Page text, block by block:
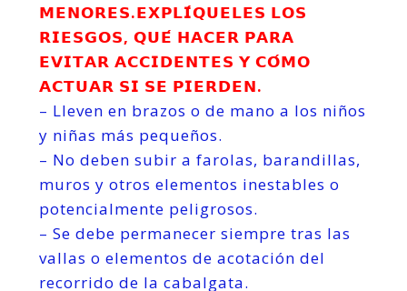
𝗠𝗘𝗡𝗢𝗥𝗘𝗦.𝗘𝗫𝗣𝗟𝗜́𝗤𝗨𝗘𝗟𝗘𝗦 𝗟𝗢𝗦
𝗥𝗜𝗘𝗦𝗚𝗢𝗦, 𝗤𝗨𝗘́ 𝗛𝗔𝗖𝗘𝗥 𝗣𝗔𝗥𝗔
𝗘𝗩𝗜𝗧𝗔𝗥 𝗔𝗖𝗖𝗜𝗗𝗘𝗡𝗧𝗘𝗦 𝗬 𝗖𝗢́𝗠𝗢
𝗔𝗖𝗧𝗨𝗔𝗥 𝗦𝗜 𝗦𝗘 𝗣𝗜𝗘𝗥𝗗𝗘𝗡.
– Lleven en brazos o de mano a los niños
y niñas más pequeños.
– No deben subir a farolas, barandillas,
muros y otros elementos inestables o
potencialmente peligrosos.
– Se debe permanecer siempre tras las
vallas o elementos de acotación del
recorrido de la cabalgata.